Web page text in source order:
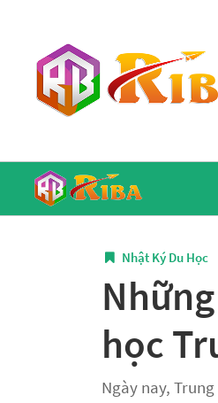
Nhật Ký Du Học
học
Ngày nay,